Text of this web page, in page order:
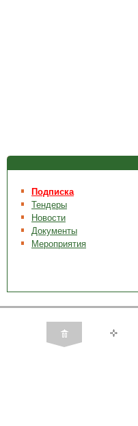
Подписка
Тендеры
Новости
Документы
Мероприятия